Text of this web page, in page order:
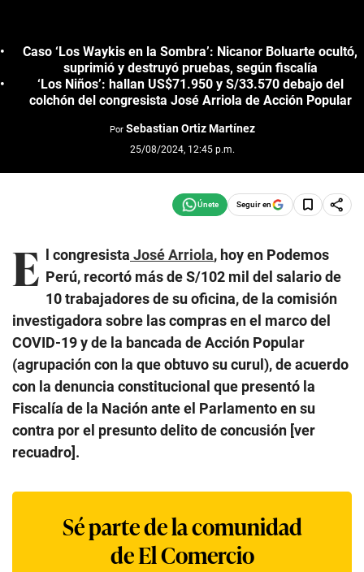
Caso ‘Los Waykis en la Sombra’: Nicanor Boluarte ocultó,
suprimió y destruyó pruebas, según fiscalía
‘Los Niños’: hallan US$71.950 y S/33.570 debajo del
colchón del congresista José Arriola de Acción Popular
Por Sebastian Ortiz Martínez
25/08/2024, 12:45 p.m.
Seguir en
E l congresista José Arriola, hoy en Podemos
Perú, recortó más de S/102 mil del salario de
10 trabajadores de su oficina, de la comisión
investigadora sobre las compras en el marco del
COVID-19 y de la bancada de Acción Popular
(agrupación con la que obtuvo su curul), de acuerdo
con la denuncia constitucional que presentó la
Fiscalía de la Nación ante el Parlamento en su
contra por el presunto delito de concusión [ver
recuadro].